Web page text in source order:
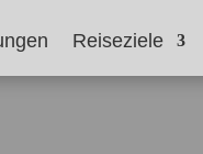
Reiseziele